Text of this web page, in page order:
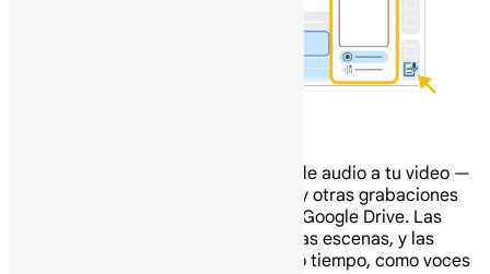
Puedes añadir tus propios archivos de audio a tu video —
incluidos efectos de sonido, música y otras grabaciones
de audio— desde tu computadora o Google Drive. Las
pistas de audio pueden abarcar varias escenas, y las
pistas pueden reproducirse al mismo tiempo, como voces